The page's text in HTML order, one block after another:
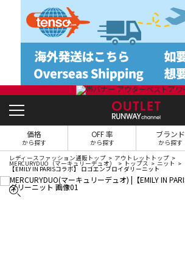
価格
から探す
OFF 率
から探す
ブランド
から探す
レディースファッション通販トップ アウトレットトップ
MERCURYDUO（マーキュリーデュオ） トップス ニット
【EMILY IN PARISコラボ】 ロゴエンブロイダリーニット